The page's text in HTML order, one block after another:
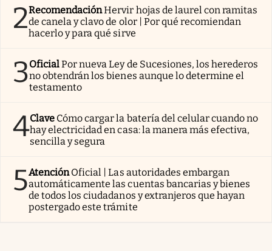
2RecomendaciónHervir hojas de laurel con ramitas
de canela y clavo de olor | Por qué recomiendan
hacerlo y para qué sirve
3OficialPor nueva Ley de Sucesiones, los herederos
no obtendrán los bienes aunque lo determine el
testamento
4Clave Cómo cargar la batería del celular cuando no
hay electricidad en casa: la manera más efectiva,
sencilla y segura
5AtenciónOficial | Las autoridades embargan
automáticamente las cuentas bancarias y bienes
de todos los ciudadanos y extranjeros que hayan
postergado este trámite